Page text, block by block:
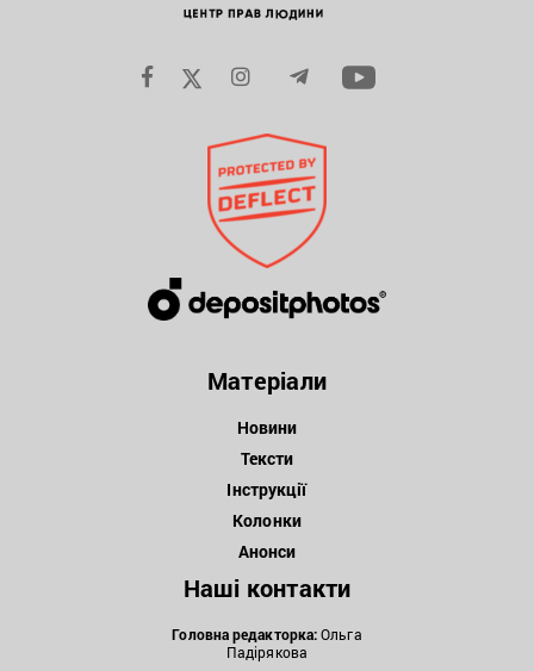
Матеріали
Новини
Тексти
Інструкції
Колонки
Анонси
Наші контакти
Головна редакторка:Ольга
Падірякова